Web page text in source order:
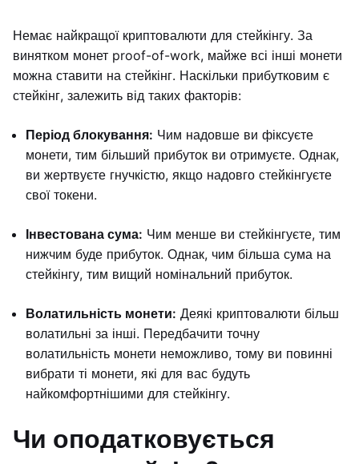
Немає найкращої криптовалюти для стейкінгу. За
винятком монет proof-of-work, майже всі інші монети
можна ставити на стейкінг. Наскільки прибутковим є
стейкінг, залежить від таких факторів:
Період блокування: Чим надовше ви фіксуєте
монети, тим більший прибуток ви отримуєте. Однак,
ви жертвуєте гнучкістю, якщо надовго стейкінгуєте
свої токени.
Інвестована сума: Чим менше ви стейкінгуєте, тим
нижчим буде прибуток. Однак, чим більша сума на
стейкінгу, тим вищий номінальний прибуток.
Волатильність монети: Деякі криптовалюти більш
волатильні за інші. Передбачити точну
волатильність монети неможливо, тому ви повинні
вибрати ті монети, які для вас будуть
найкомфортнішими для стейкінгу.
Чи оподатковується